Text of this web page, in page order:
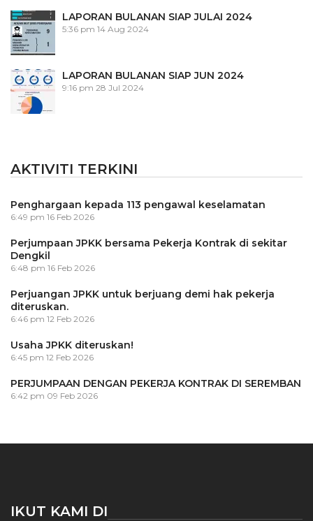
LAPORAN BULANAN SIAP JULAI 2024
5:36 pm 14 Aug 2024
LAPORAN BULANAN SIAP JUN 2024
9:16 pm 28 Jul 2024
AKTIVITI TERKINI
Penghargaan kepada 113 pengawal keselamatan
6:49 pm 16 Feb 2026
Perjumpaan JPKK bersama Pekerja Kontrak di sekitar
Dengkil
6:48 pm 16 Feb 2026
Perjuangan JPKK untuk berjuang demi hak pekerja
diteruskan.
6:46 pm 12 Feb 2026
Usaha JPKK diteruskan!
6:45 pm 12 Feb 2026
PERJUMPAAN DENGAN PEKERJA KONTRAK DI SEREMBAN
6:42 pm 09 Feb 2026
IKUT KAMI DI